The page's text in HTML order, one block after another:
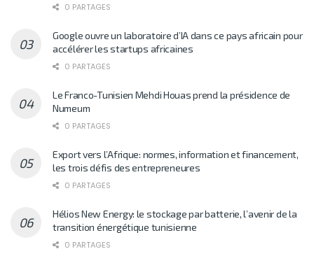
0 PARTAGES
Google ouvre un laboratoire d’IA dans ce pays africain pour
accélérer les startups africaines
0 PARTAGES
Le Franco-Tunisien Mehdi Houas prend la présidence de
Numeum
0 PARTAGES
Export vers l’Afrique: normes, information et financement,
les trois défis des entrepreneures
0 PARTAGES
Hélios New Energy: le stockage par batterie, l’avenir de la
transition énergétique tunisienne
0 PARTAGES